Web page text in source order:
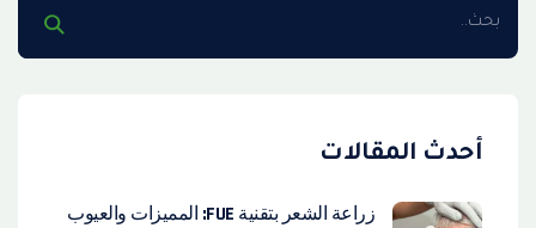
أحدث المقالات
زراعة الشعر بتقنية FUE: المميزات والعيوب